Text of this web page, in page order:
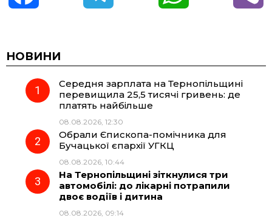
c
e
o
o
e
r
a
t
p
НОВИНИ
Середня зарплата на Тернопільщині
перевищила 25,5 тисячі гривень: де
платять найбільше
08.08.2026, 12:30
Обрали Єпископа-помічника для
Бучацької єпархії УГКЦ
08.08.2026, 10:44
На Тернопільщині зіткнулися три
автомобілі: до лікарні потрапили
двоє водіїв і дитина
08.08.2026, 09:14